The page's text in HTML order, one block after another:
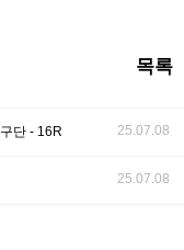
목록
단 - 16R 25.07.08
25.07.08